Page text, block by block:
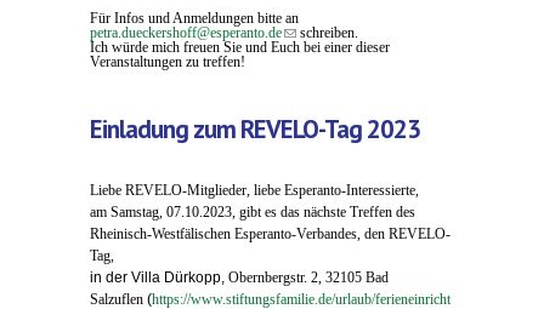
Für Infos und Anmeldungen bitte an
petra.dueckershoff@esperanto.de(link sends e-mail)
schreiben.
Ich würde mich freuen Sie und Euch bei einer dieser
Veranstaltungen zu treffen!
Einladung zum REVELO-Tag 2023
Liebe REVELO-Mitglieder, liebe Esperanto-Interessierte,
am Samstag, 07.10.2023, gibt es das nächste Treffen des
Rheinisch-Westfälischen Esperanto-Verbandes, den REVELO-
Tag,
in der Villa Dürkopp, Obernbergstr. 2, 32105 Bad
Salzuflen (https://www.stiftungsfamilie.de/urlaub/ferieneinricht